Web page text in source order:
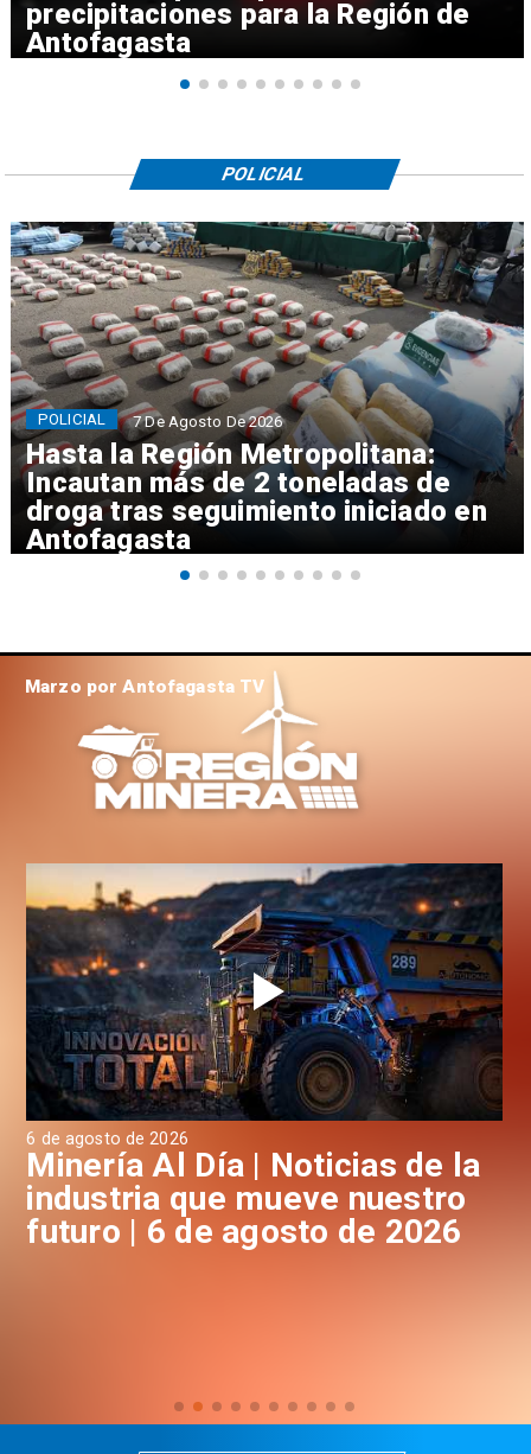
precipitaciones para la Región de
Antofagasta
Hasta la Región Metropolitana:
Incautan más de 2 toneladas de
droga tras seguimiento iniciado en
Antofagasta
POLICIAL 7 De Agosto De 2026
POLICIAL
6 de agosto de 2026
Minería Al Día | Noticias de la
industria que mueve nuestro
futuro | 6 de agosto de 2026
Marzo por Antofagasta TV